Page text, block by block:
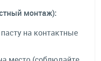
монтаж):
на контактные